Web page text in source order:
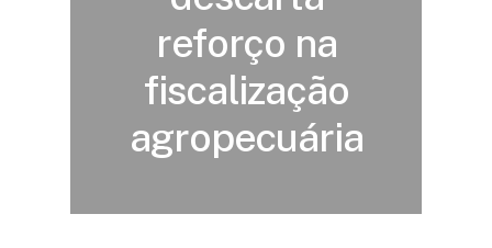
reforço na
fiscalização
agropecuária